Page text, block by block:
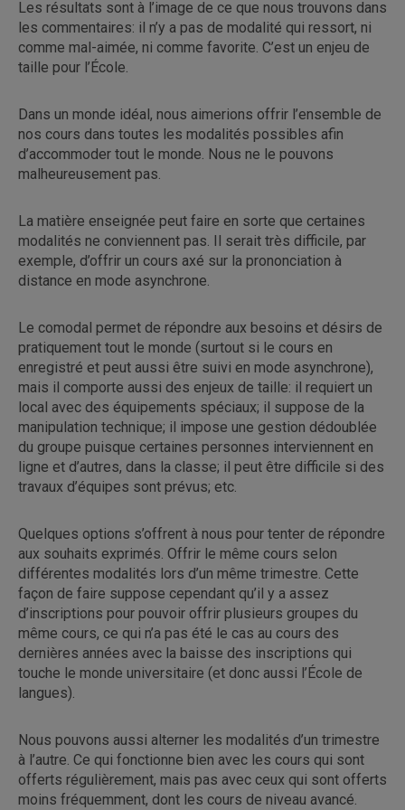
Les résultats sont à l’image de ce que nous trouvons dans
les commentaires: il n’y a pas de modalité qui ressort, ni
comme mal-aimée, ni comme favorite. C’est un enjeu de
taille pour l’École.
Dans un monde idéal, nous aimerions offrir l’ensemble de
nos cours dans toutes les modalités possibles afin
d’accommoder tout le monde. Nous ne le pouvons
malheureusement pas.
La matière enseignée peut faire en sorte que certaines
modalités ne conviennent pas. Il serait très difficile, par
exemple, d’offrir un cours axé sur la prononciation à
distance en mode asynchrone.
Le comodal permet de répondre aux besoins et désirs de
pratiquement tout le monde (surtout si le cours en
enregistré et peut aussi être suivi en mode asynchrone),
mais il comporte aussi des enjeux de taille: il requiert un
local avec des équipements spéciaux; il suppose de la
manipulation technique; il impose une gestion dédoublée
du groupe puisque certaines personnes interviennent en
ligne et d’autres, dans la classe; il peut être difficile si des
travaux d’équipes sont prévus; etc.
Quelques options s’offrent à nous pour tenter de répondre
aux souhaits exprimés. Offrir le même cours selon
différentes modalités lors d’un même trimestre. Cette
façon de faire suppose cependant qu’il y a assez
d’inscriptions pour pouvoir offrir plusieurs groupes du
même cours, ce qui n’a pas été le cas au cours des
dernières années avec la baisse des inscriptions qui
touche le monde universitaire (et donc aussi l’École de
langues).
Nous pouvons aussi alterner les modalités d’un trimestre
à l’autre. Ce qui fonctionne bien avec les cours qui sont
offerts régulièrement, mais pas avec ceux qui sont offerts
moins fréquemment, dont les cours de niveau avancé.